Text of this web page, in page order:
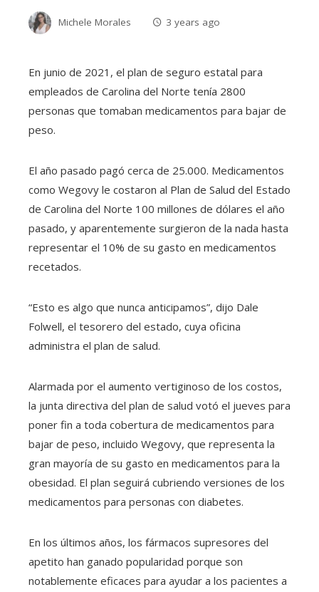
Michele Morales 3 years ago
En junio de 2021, el plan de seguro estatal para
empleados de Carolina del Norte tenía 2800
personas que tomaban medicamentos para bajar de
peso.
El año pasado pagó cerca de 25.000. Medicamentos
como Wegovy le costaron al Plan de Salud del Estado
de Carolina del Norte 100 millones de dólares el año
pasado, y aparentemente surgieron de la nada hasta
representar el 10% de su gasto en medicamentos
recetados.
“Esto es algo que nunca anticipamos”, dijo Dale
Folwell, el tesorero del estado, cuya oficina
administra el plan de salud.
Alarmada por el aumento vertiginoso de los costos,
la junta directiva del plan de salud votó el jueves para
poner fin a toda cobertura de medicamentos para
bajar de peso, incluido Wegovy, que representa la
gran mayoría de su gasto en medicamentos para la
obesidad. El plan seguirá cubriendo versiones de los
medicamentos para personas con diabetes.
En los últimos años, los fármacos supresores del
apetito han ganado popularidad porque son
notablemente eficaces para ayudar a los pacientes a